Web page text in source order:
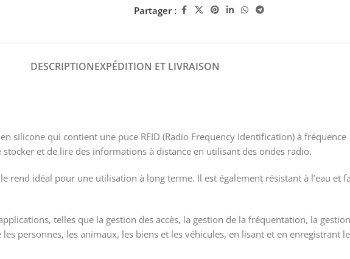
Partager :
DESCRIPTIONEXPÉDITION ET LIVRAISON
silicone qui contient une puce RFID (Radio Frequency Identification) à fréquence
et de lire des informations à distance en utilisant des ondes radio.
rend idéal pour une utilisation à long terme. Il est également résistant à l’eau et
telles que la gestion des accès, la gestion de la fréquentation, la
personnes, les animaux, les biens et les véhicules, en lisant et en enregistrant